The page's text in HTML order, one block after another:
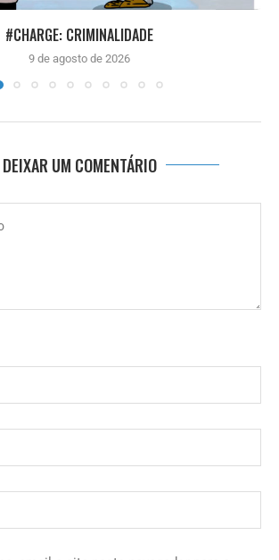
#CHARGE: CRIMINALIDADE
9 de agosto de 2026
DEIXAR UM COMENTÁRIO